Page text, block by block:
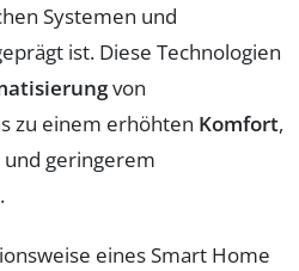
Systemen und
ist. Diese Technologien
von
zu einem erhöhten Komfort,
und geringerem
eines Smart Home